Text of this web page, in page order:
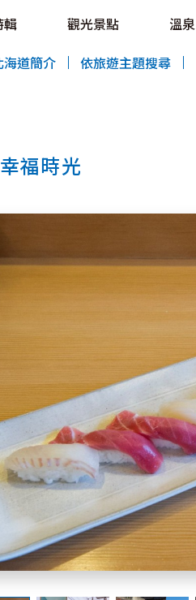
方旅遊網站 HOKKAIDO LOVE!
LOVE!
輯 觀光景點 溫泉
海道簡介
依旅遊主題搜尋
福時光